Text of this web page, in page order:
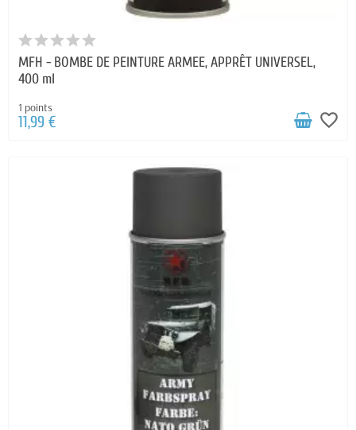
MFH - BOMBE DE PEINTURE ARMEE, APPRÊT UNIVERSEL,
400 ml
1 points
11,99 € favorite_border